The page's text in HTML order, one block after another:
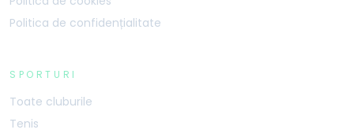
Politica de confidențialitate
SPORTURI
Toate cluburile
Tenis